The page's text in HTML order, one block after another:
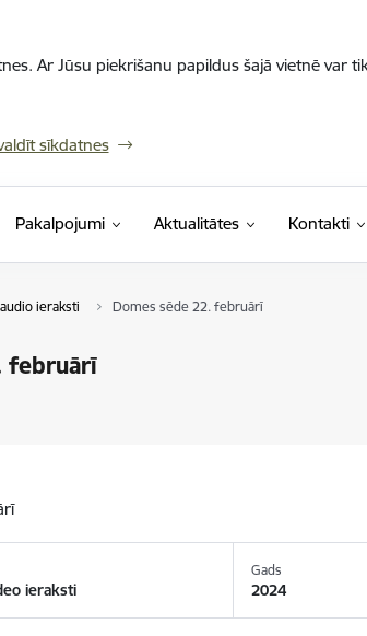
Ar Jūsu piekrišanu papildus šajā vietnē var
sīkdatnes
Pakalpojumi Aktualitātes Kontakti
ieraksti Domes sēde 22. februārī
februārī
ieraksti
Gads
2024